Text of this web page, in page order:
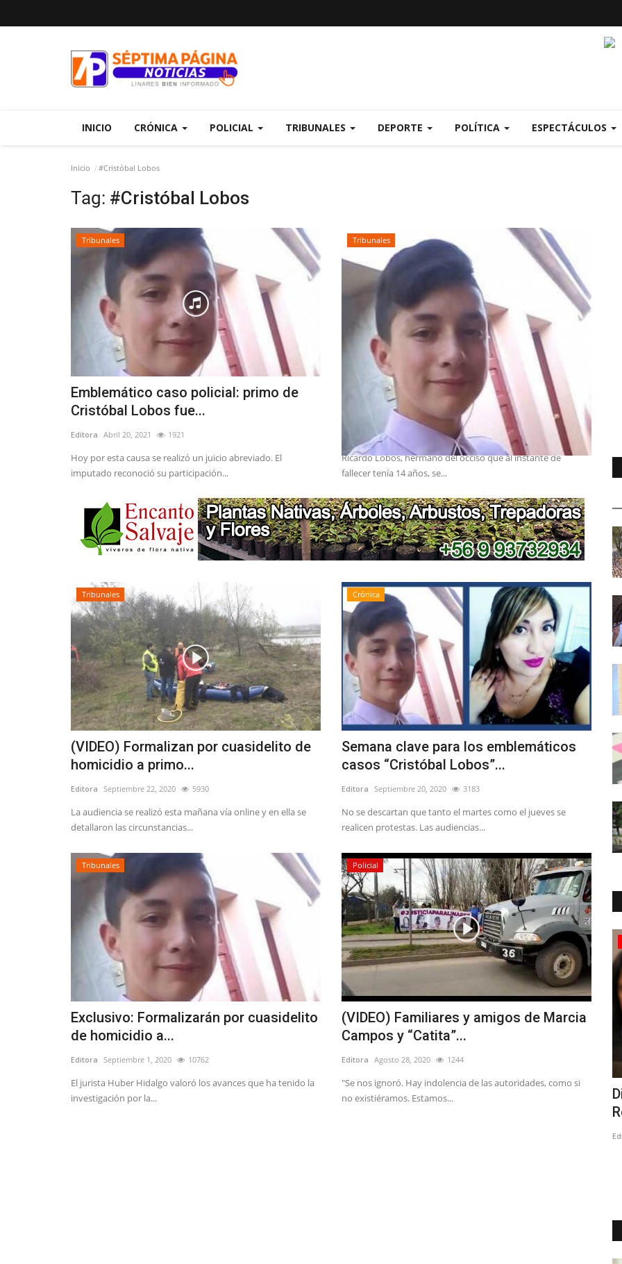
INICIO CRÓNICA POLICIAL TRIBUNALES DEPORTE POLÍTICA ESPECTÁCULOS
Inicio #Cristóbal Lobos
Tag: #Cristóbal Lobos
Tribunales
Emblemático caso policial: primo de
Cristóbal Lobos fue...
Editora Abril 20, 2021 1921
Hoy por esta causa se realizó un juicio abreviado. El
imputado reconoció su participación...
Tribunales
A fines de abril se conocerá sentencia
contra imputado...
Febrero 26, 2021 1161
Ricardo Lobos, hermano del occiso que al instante de
fallecer tenía 14 años, se...
Tribunales
(VIDEO) Formalizan por cuasidelito de
homicidio a primo...
Editora Septiembre 22, 2020 5930
La audiencia se realizó esta mañana vía online y en ella se
detallaron las circunstancias...
Crónica
Semana clave para los emblemáticos
casos “Cristóbal Lobos”...
Editora Septiembre 20, 2020 3183
No se descartan que tanto el martes como el jueves se
realicen protestas. Las audiencias...
Tribunales
Exclusivo: Formalizarán por cuasidelito
de homicidio a...
Editora Septiembre 1, 2020 10762
El jurista Huber Hidalgo valoró los avances que ha tenido la
investigación por la...
Policial
(VIDEO) Familiares y amigos de Marcia
Campos y “Catita”...
Editora Agosto 28, 2020 1244
"Se nos ignoró. Hay indolencia de las autoridades, como si
no existiéramos. Estamos...
Linares: ciclista muere tras ser
Policial
Linares: cinco personas lesionadas